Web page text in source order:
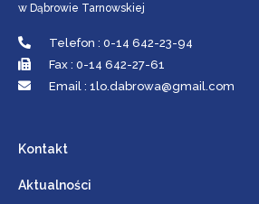
w Dąbrowie Tarnowskiej
Telefon : 0-14 642-23-94
Fax : 0-14 642-27-61
Email : 1lo.dabrowa@gmail.com
Kontakt
Aktualności